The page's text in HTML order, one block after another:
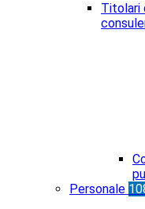
Titolari
Personale